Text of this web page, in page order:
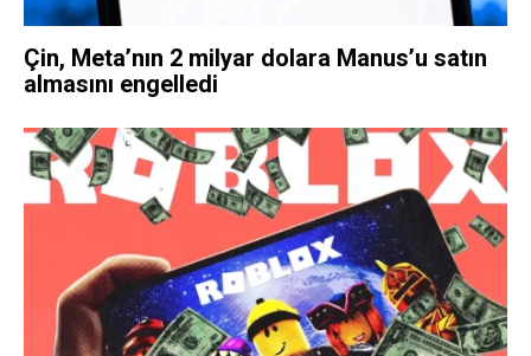
Çin, Meta’nın 2 milyar dolara Manus’u satın
almasını engelledi